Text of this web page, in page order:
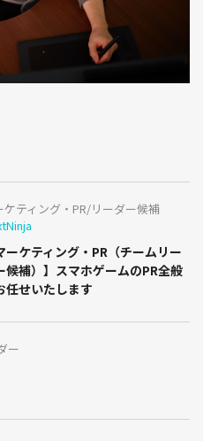
ケティング・PR/リーダー候補
ーケティング・PR（チームリー
候補）】スマホゲームのPR全般
任せいたします
ー